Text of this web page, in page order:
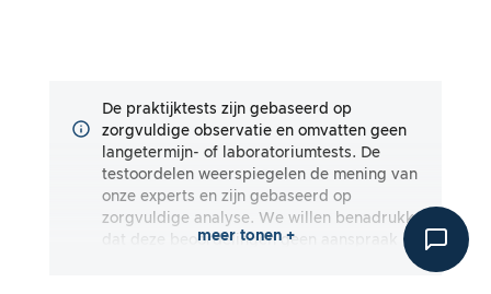
De praktijktests zijn gebaseerd op
zorgvuldige observatie en omvatten geen
langetermijn- of laboratoriumtests. De
testoordelen weerspiegelen de mening van
onze experts en zijn gebaseerd op
zorgvuldige analyse. We willen benadrukken
dat deze beoordelingen geen aanspraak
maken op volledigheid en zowel subjectieve
meer tonen +